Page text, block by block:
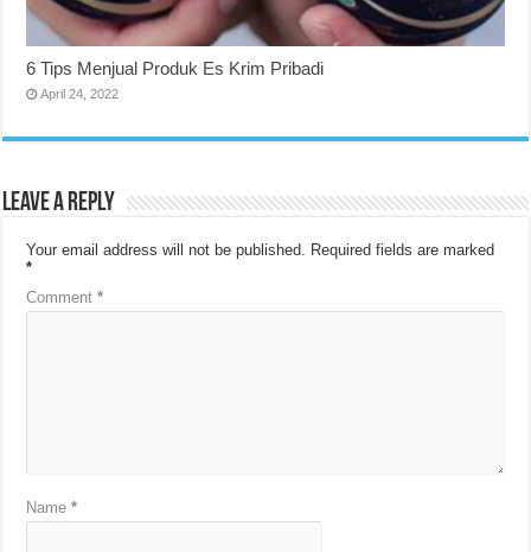
6 Tips Menjual Produk Es Krim Pribadi
April 24, 2022
Leave a Reply
Your email address will not be published. Required fields are marked
*
Comment*
Name*